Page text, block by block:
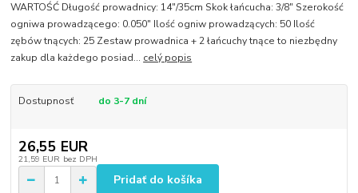
WARTOŚĆ Długość prowadnicy: 14"/35cm Skok łańcucha: 3/8" Szerokość
ogniwa prowadzącego: 0.050" Ilość ogniw prowadzących: 50 Ilość
zębów tnących: 25 Zestaw prowadnica + 2 łańcuchy tnące to niezbędny
zakup dla każdego posiad... celý popis
Dostupnosť do 3-7 dní
26,55 EUR
21,59 EUR bez DPH
Pridať do košíka